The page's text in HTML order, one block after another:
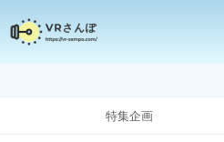
特集企画